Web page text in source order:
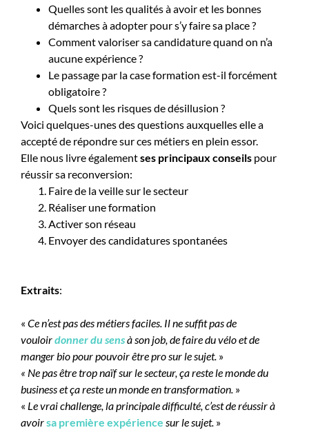
Quelles sont les qualités à avoir et les bonnes
démarches à adopter pour s’y faire sa place ?
Comment valoriser sa candidature quand on n’a
aucune expérience ?
Le passage par la case formation est-il forcément
obligatoire ?
Quels sont les risques de désillusion ?
Voici quelques-unes des questions auxquelles elle a
accepté de répondre sur ces métiers en plein essor.
Elle nous livre égalementses principaux conseils pour
réussir sa reconversion:
Faire de la veille sur le secteur
Réaliser une formation
Activer son réseau
Envoyer des candidatures spontanées
Extraits:
« Ce n’est pas des métiers faciles. Il ne suffit pas de
vouloirdonner du sensà son job, de faire du vélo et de
manger bio pour pouvoir être pro sur le sujet. »
« Ne pas être trop naïf sur le secteur, ça reste le monde du
business et ça reste un monde en transformation. »
« Le vrai challenge, la principale difficulté, c’est de réussir à
avoirsa première expérience sur le sujet. »